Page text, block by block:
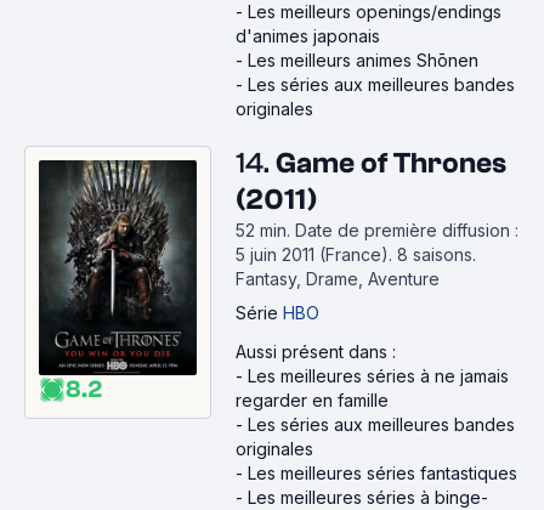
- Les meilleurs openings/endings
d'animes japonais
- Les meilleurs animes Shōnen
- Les séries aux meilleures bandes
originales
8.2
14. Game of Thrones
(2011)
52 min. Date de première diffusion :
5 juin 2011 (France). 8 saisons.
Fantasy, Drame, Aventure
Série HBO
Aussi présent dans :
- Les meilleures séries à ne jamais
regarder en famille
- Les séries aux meilleures bandes
originales
- Les meilleures séries fantastiques
- Les meilleures séries à binge-